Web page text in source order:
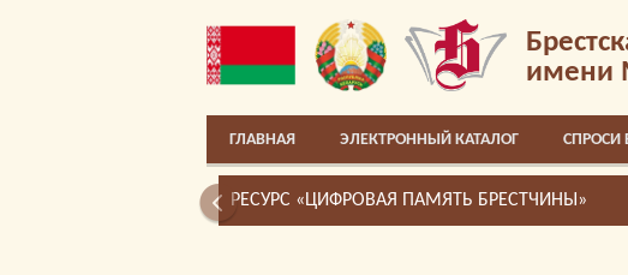
имени
ГЛАВНАЯ ЭЛЕКТРОННЫЙ КАТАЛОГ СПРОСИ
РЕСУРС «ЦИФРОВАЯ ПАМЯТЬ БРЕСТЧИНЫ»